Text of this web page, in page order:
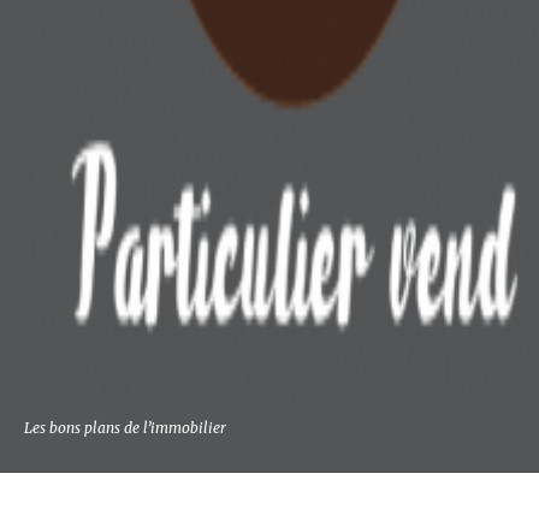
Les bons plans de lʼimmobilier